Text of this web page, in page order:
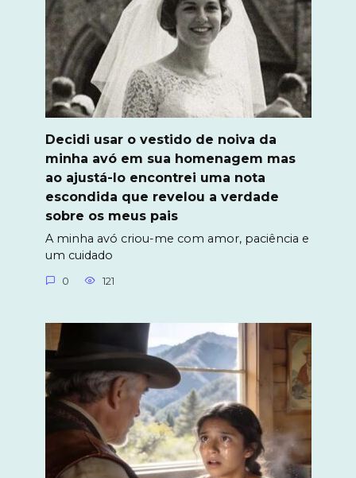
Decidi usar o vestido de noiva da
minha avó em sua homenagem mas
ao ajustá-lo encontrei uma nota
escondida que revelou a verdade
sobre os meus pais
A minha avó criou-me com amor, paciência e
um cuidado
0 121